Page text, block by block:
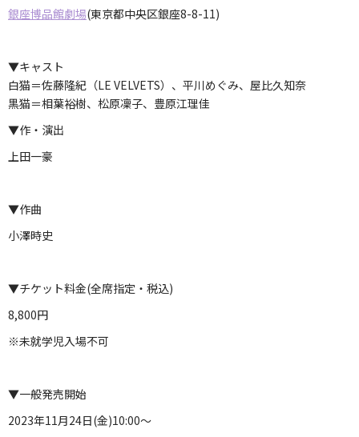
銀座博品館劇場(東京都中央区銀座8-8-11)
▼キャスト
白猫＝佐藤隆紀（LE VELVETS）、平川めぐみ、屋比久知奈
黒猫＝相葉裕樹、松原凜子、豊原江理佳
▼作・演出
上田一豪
▼作曲
小澤時史
▼チケット料金(全席指定・税込)
8,800円
※未就学児入場不可
▼一般発売開始
2023年11月24日(金)10:00～